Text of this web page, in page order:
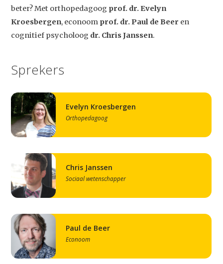
beter? Met orthopedagoog prof. dr. Evelyn
Kroesbergen, econoom prof. dr. Paul de Beer en
cognitief psycholoog dr. Chris Janssen.
Sprekers
Evelyn Kroesbergen
Orthopedagoog
Chris Janssen
Sociaal wetenschapper
Paul de Beer
Econoom